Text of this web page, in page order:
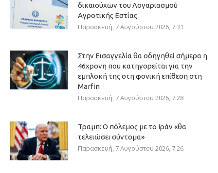
δικαιούχων του Λογαριασμού
Αγροτικής Εστίας
Παρασκευή, 7 Αυγούστου 2026, 7:31
Στην Εισαγγελία θα οδηγηθεί σήμερα η
46χρονη που κατηγορείται για την
εμπλοκή της στη φονική επίθεση στη
Marfin
Παρασκευή, 7 Αυγούστου 2026, 7:28
Τραμπ: Ο πόλεμος με το Ιράν «θα
τελειώσει σύντομα»
Παρασκευή, 7 Αυγούστου 2026, 7:26